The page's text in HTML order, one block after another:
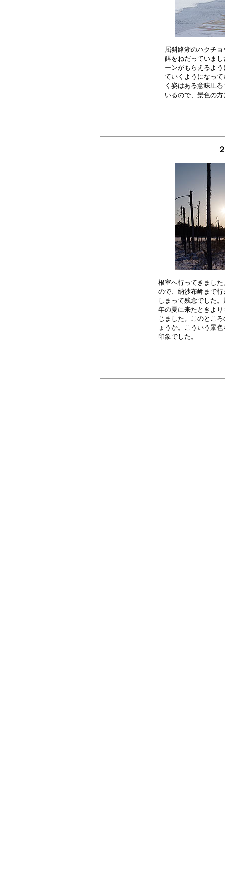
屈斜路湖のハクチ
餌をねだっていま
ーンがもらえるよ
ていくようになっ
く姿はある意味圧
根室へ行ってきまし
ので、納沙布岬まで
しまって残念でした
年の夏に来たときよ
じました。このとこ
ょうか。こういう景